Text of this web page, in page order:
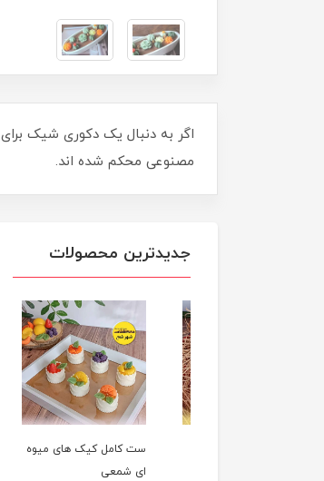
اگر به دنبال یک دکوری شیک
مصنوعی محکم شده اند.
جدیدترین محصولات
ست کامل کیک های میوه
ای شمعی